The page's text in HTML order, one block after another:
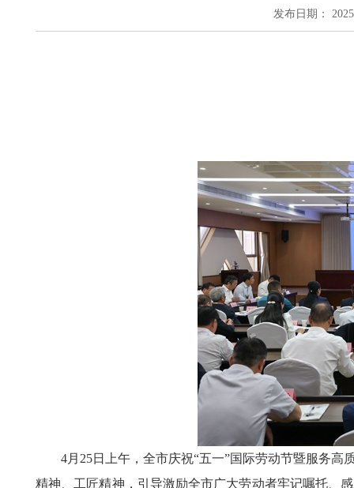
发布日期：
4月25日上午，全市庆祝“五一”国际劳动节暨服务
精神、工匠精神，引导激励全市广大劳动者牢记嘱托、